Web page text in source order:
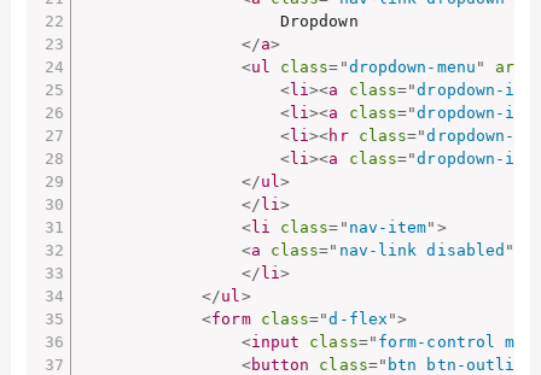
                    Dropdown
</a>
<ul class= "dropdown-menu "
<li><a class="dropdown-
<li><a class="dropdown-
<li><hr class="dropdown-
<li><a class="dropdown-
</ul >
</li >
<li class= " nav-item" >
<a class=" nav-link disabled "
</li >
</ul >
<form class="d-flex ">
<input class=" form-control me-
<button class=" btn btn-outline-